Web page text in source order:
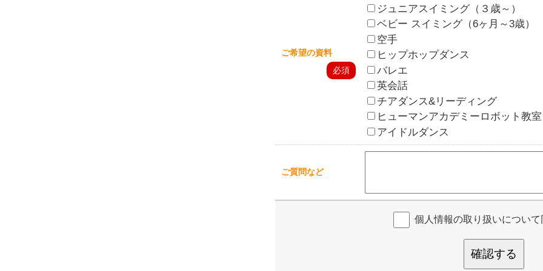
ご希望の資料
必須
ジュニアスイミング（３歳～）
ベビー スイミング（6ヶ月～3歳）
空手
ヒップホップダンス
バレエ
英会話
チアダンス&リーディング
ヒューマンアカデミーロボット教室
アイドルダンス
ご質問など
個人情報の取り扱いについて
確認する